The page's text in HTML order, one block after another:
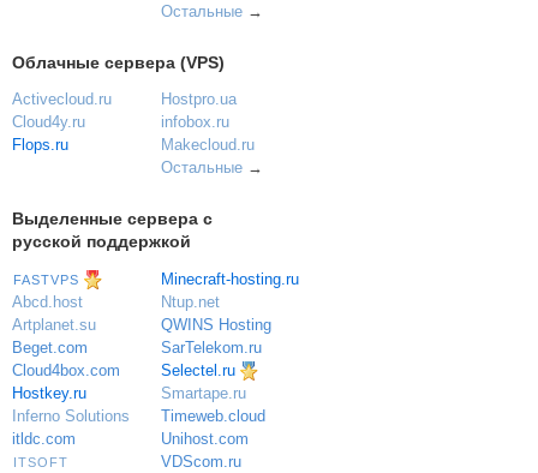
Остальные→
Облачные сервера (VPS)
Activecloud.ru
Cloud4y.ru
Flops.ru
Hostpro.ua
infobox.ru
Makecloud.ru
Остальные→
Выделенные сервера с
русской поддержкой
FASTVPS
Abcd.host
Artplanet.su
Beget.com
Cloud4box.com
Hostkey.ru
Inferno Solutions
itldc.com
ITSOFT
Minecraft-hosting.ru
Ntup.net
QWINS Hosting
SarTelekom.ru
Selectel.ru
Smartape.ru
Timeweb.cloud
Unihost.com
VDScom.ru